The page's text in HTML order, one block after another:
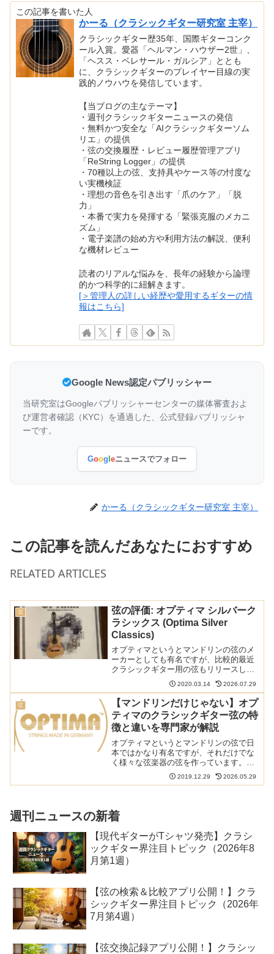
この記事を書いた人
かーる（クラシックギター研究室 主宰）
クラシックギター歴35年、国際ギターコンク
ール入賞。愛器「ヘルマン・ハウザー2世」、
「ヘスス・ベレサール・ガルシア」ととも
に、クラシックギターのプレイヤー目線の実
践的ノウハウを発信しています。
【当ブログの主なテーマ】
・週刊クラシックギターニュースの発信
・無料かつ安全な「AIクラシックギターソム
リエ」の提供
・弦の交換履歴・レビュー履歴管理アプリ
「ReString Logger」の提供
・70種以上の弦、支持具やケース等の忖度な
い実機検証
・理想の音色を引き出す「爪のケア」「脱
力」
・本番で実力を発揮する「緊張克服のメカニ
ズム」
・電子楽譜の始め方や利用方法の解説、便利
な機材レビュー
読者のリアルな悩みを、長年の経験から論理
的かつ科学的に紐解きます。
[＞管理人の詳しい経歴や愛用するギターの情
報はこちら]
Google News認定パブリッシャー
当研究室はGoogleパブリッシャーセンターの媒体審査およ
び運営者確認（KYC）を通過した、公式登録パブリッシャ
ーです。
Goog eニュースでフォロー
かーる（クラシックギター研究室 主宰）
この記事を読んだあなたにおすすめ
RELATED ARTICLES
弦
弦の評価: オプティマ シルバーク
ラシックス (Optima Silver
Classics)
オプティマというとマンドリンの弦のメ
ーカーとしても有名ですが、比較的最近
クラシックギター用の弦もリリースしま
した。その中の廉価版ラインがシルバー
クラシックスです。テンションが低めと
のことですが、どのような音なのか、感
想とレビューを書きました...
2020.03.14 2026.07.29
弦
【マンドリンだけじゃない】オプ
ティマのクラシックギター弦の特
徴と違いを専門家が解説
オプティマというとマンドリンの弦で日
本ではかなり有名ですが、それだけでな
く様々な弦楽器の弦を作っています。そ
して、クラシックギター用の弦も作って
おり、なかなか良い弦です。 以下の記事
2019.12.29 2026.05.29
週刊ニュースの新着
【現代ギターがTシャツ発売】クラシ
ックギター界注目トピック（2026年8
月第1週）
【弦の検索＆比較アプリ公開！】クラ
シックギター界注目トピック（2026年
7月第4週）
【弦交換記録アプリ公開！】クラシッ